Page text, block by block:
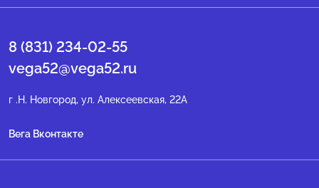
8 (831) 234-02-55
vega52@vega52.ru
г .Н. Новгород, ул. Алексеевская, 22А
Вега Вконтакте